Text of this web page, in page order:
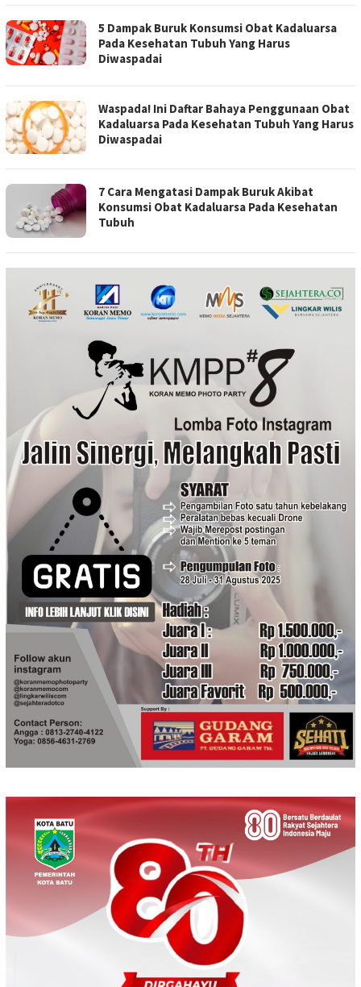
5 Dampak Buruk Konsumsi Obat Kadaluarsa
Pada Kesehatan Tubuh Yang Harus
Diwaspadai
Waspada! Ini Daftar Bahaya Penggunaan Obat
Kadaluarsa Pada Kesehatan Tubuh Yang Harus
Diwaspadai
7 Cara Mengatasi Dampak Buruk Akibat
Konsumsi Obat Kadaluarsa Pada Kesehatan
Tubuh